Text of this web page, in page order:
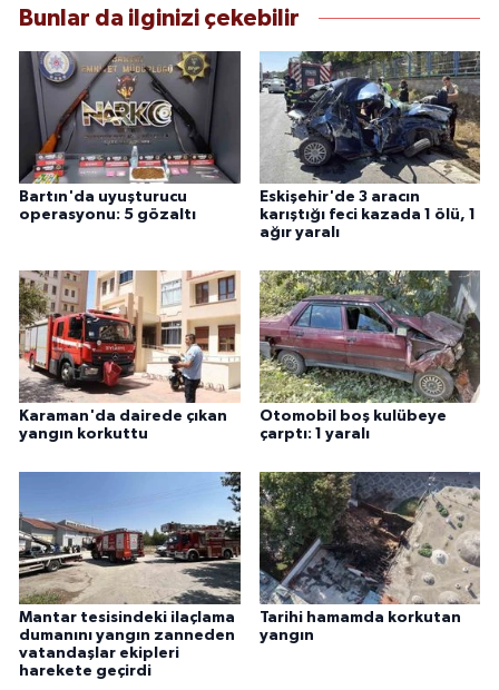
Bunlar da ilginizi çekebilir
Bartın'da uyuşturucu
operasyonu: 5 gözaltı
Eskişehir'de 3 aracın
karıştığı feci kazada 1 ölü, 1
ağır yaralı
Karaman'da dairede çıkan
yangın korkuttu
Otomobil boş kulübeye
çarptı: 1 yaralı
Mantar tesisindeki ilaçlama
dumanını yangın zanneden
vatandaşlar ekipleri
harekete geçirdi
Tarihi hamamda korkutan
yangın